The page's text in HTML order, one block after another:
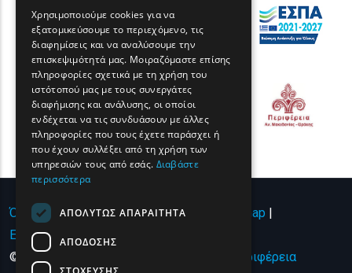
Όροι χρήσης | Πολιτική Απορρήτου Sitemap
Επικοινωνία
© Copyright 2024 - All Rights Reserved
Περιφέρεια
FRENCH
BULGARIAN
ROMANIAN
TURKISH
Χρησιμοποιούμε cookies για να
εξατομικεύσουμε το περιεχόμενο, τις
διαφημίσεις και να αναλύσουμε την
επισκεψιμότητά μας. Μοιραζόμαστε επίσης
πληροφορίες σχετικά με τη χρήση του
ιστότοπού μας με τους συνεργάτες
διαφήμισης και ανάλυσης, οι οποίοι
ενδέχεται να τις συνδυάσουν με άλλες
πληροφορίες που τους έχετε παράσχει ή
που έχουν συλλέξει από τη χρήση των
υπηρεσιών τους από εσάς. Διαβάστε
περισσότερα
ΑΠΟΛΎΤΩΣ ΑΠΑΡΑΊΤΗΤΑ
ΑΠΌΔΟΣΗΣ